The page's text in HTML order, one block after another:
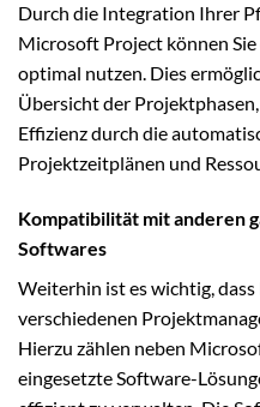
Durch die Integration Ihrer
Microsoft Project können
optimal nutzen. Dies
Übersicht der
Effizienz durch die
Projektzeitplänen und
Kompatibilität mit anderen
Softwares
Weiterhin ist es wichtig,
verschiedenen
Hierzu zählen neben
eingesetzte Software-